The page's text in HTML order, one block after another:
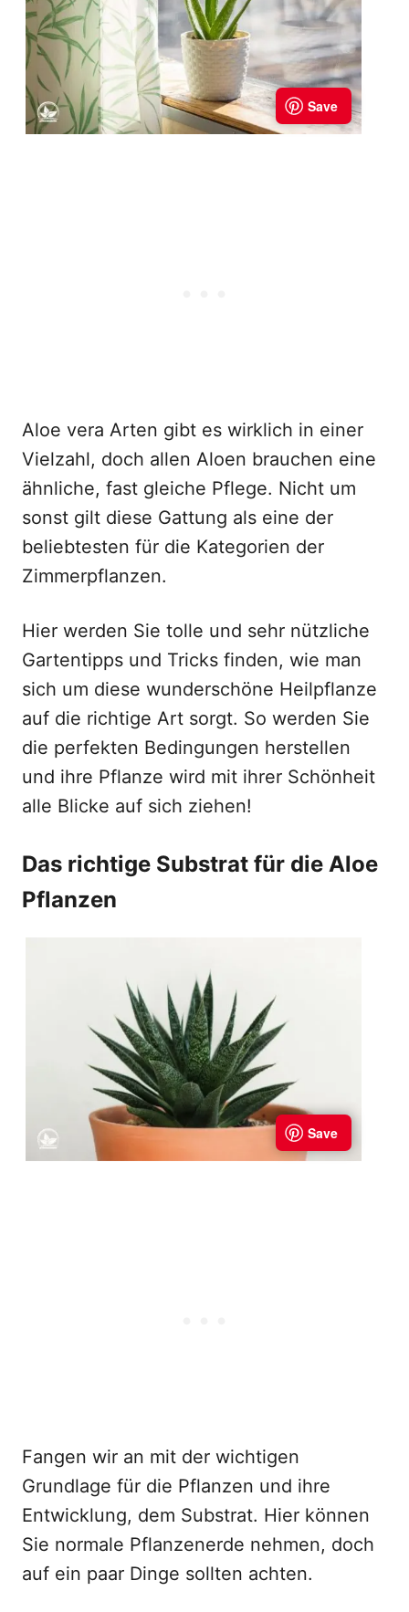
Aloe vera Arten gibt es wirklich in einer
Vielzahl, doch allen Aloen brauchen eine
ähnliche, fast gleiche Pflege. Nicht um
sonst gilt diese Gattung als eine der
beliebtesten für die Kategorien der
Zimmerpflanzen.
Hier werden Sie tolle und sehr nützliche
Gartentipps und Tricks finden, wie man
sich um diese wunderschöne Heilpflanze
auf die richtige Art sorgt. So werden Sie
die perfekten Bedingungen herstellen
und ihre Pflanze wird mit ihrer Schönheit
alle Blicke auf sich ziehen!
Das richtige Substrat für die Aloe
Pflanzen
Fangen wir an mit der wichtigen
Grundlage für die Pflanzen und ihre
Entwicklung, dem Substrat. Hier können
Sie normale Pflanzenerde nehmen, doch
auf ein paar Dinge sollten achten.